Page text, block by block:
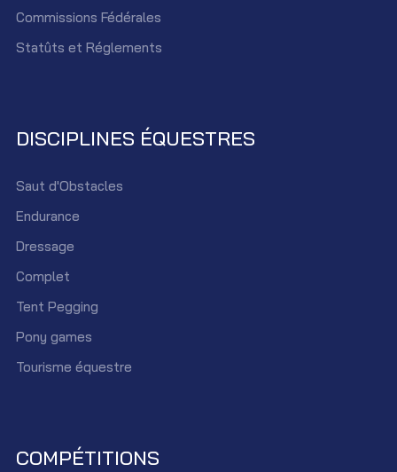
Commissions Fédérales
Statûts et Réglements
DISCIPLINES ÉQUESTRES
Saut d'Obstacles
Endurance
Dressage
Complet
Tent Pegging
Pony games
Tourisme équestre
COMPÉTITIONS